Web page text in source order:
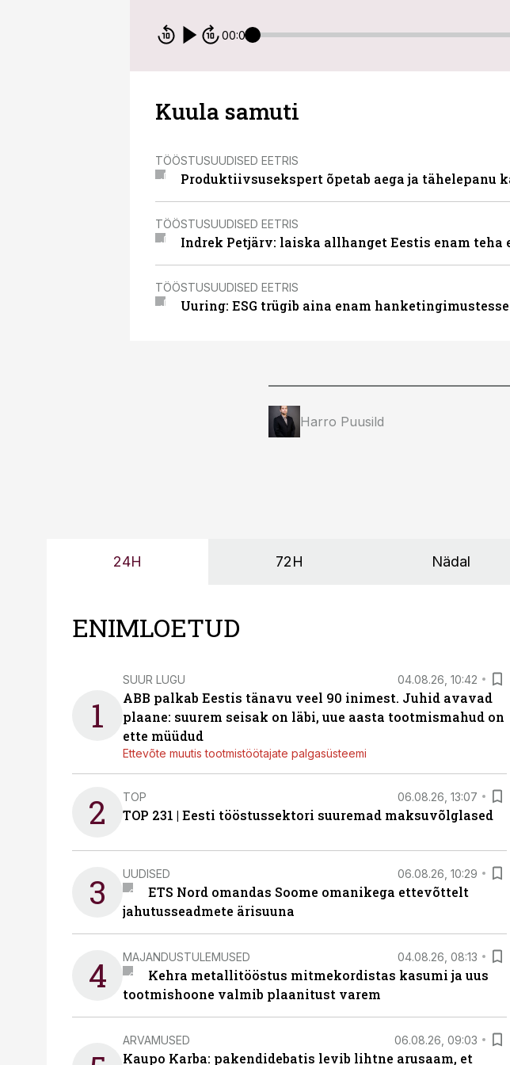
00:00
Kuula samuti
TÖÖSTUSUUDISED EETRIS
Produktiivsusekspert õpetab aega ja tähelepanu
TÖÖSTUSUUDISED EETRIS
Indrek Petjärv: laiska allhanget Eestis enam teha
TÖÖSTUSUUDISED EETRIS
Uuring: ESG trügib aina enam
Harro Puusild
24H 72H Nädal
ENIMLOETUD
1
SUUR LUGU 04.08.26, 10:42
ABB palkab Eestis tänavu veel 90 inimest. Juhid avavad
plaane: suurem seisak on läbi, uue aasta tootmismahud on
ette müüdud
Ettevõte muutis tootmistöötajate palgasüsteemi
2 TOP 06.08.26, 13:07
TOP 231 | Eesti tööstussektori suuremad maksuvõlglased
3 UUDISED 06.08.26, 10:29
ETS Nord omandas Soome omanikega ettevõttelt
jahutusseadmete ärisuuna
4 MAJANDUSTULEMUSED 04.08.26, 08:13
Kehra metallitööstus mitmekordistas kasumi ja uus
tootmishoone valmib plaanitust varem
ARVAMUSED 06.08.26, 09:03
Kaupo Karba: pakendidebatis levib lihtne arusaam, et